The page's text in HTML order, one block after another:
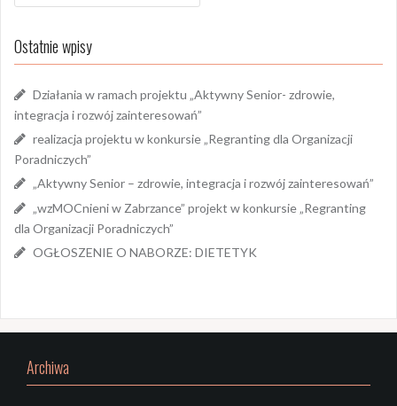
Ostatnie wpisy
Działania w ramach projektu „Aktywny Senior- zdrowie,
integracja i rozwój zainteresowań”
realizacja projektu w konkursie „Regranting dla Organizacji
Poradniczych”
„Aktywny Senior – zdrowie, integracja i rozwój zainteresowań”
„wzMOCnieni w Zabrzance” projekt w konkursie „Regranting
dla Organizacji Poradniczych”
OGŁOSZENIE O NABORZE: DIETETYK
Archiwa